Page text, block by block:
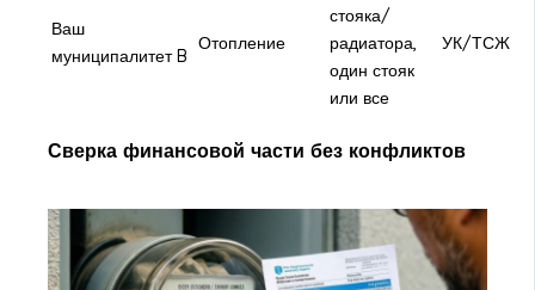
Ваш
муниципалитет B
Отопление
стояка/
радиатора,
один стояк
или все
УК/ТСЖ
Сверка финансовой части без конфликтов